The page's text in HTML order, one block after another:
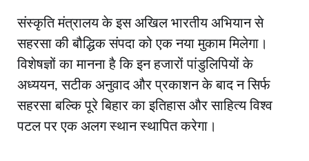
​संस्कृति मंत्रालय के इस अखिल भारतीय अभियान से
सहरसा की बौद्धिक संपदा को एक नया मुकाम मिलेगा।
विशेषज्ञों का मानना है कि इन हजारों पांडुलिपियों के
अध्ययन, सटीक अनुवाद और प्रकाशन के बाद न सिर्फ
सहरसा बल्कि पूरे बिहार का इतिहास और साहित्य विश्व
पटल पर एक अलग स्थान स्थापित करेगा।